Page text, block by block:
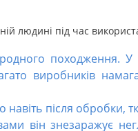
людині під час
походження.
виробників
навіть після обробки,
він знезаражує